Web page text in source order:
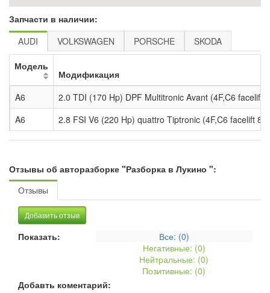
Запчасти в наличии:
AUDI
VOLKSWAGEN PORSCHE SKODA
Модель
Модификация
A6
2.0 TDI (170 Hp) DPF Multitronic Avant (4F,C6 facelift
A6
2.8 FSI V6 (220 Hp) quattro Tiptronic (4F,C6 facelift 8)
Отзывы об авторазборке "Разборка в Лукино ":
Отзывы
Добавить отзыв
Показать: Все: (0)
Негативные: (0)
Нейтральные: (0)
Позитивные: (0)
Добавть коментарий: